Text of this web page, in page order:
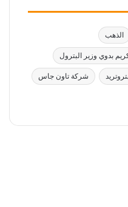
الذهب
بدوي وزير البترول
شركة تاون جاس